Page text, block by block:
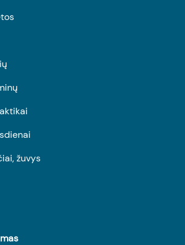
žuvys